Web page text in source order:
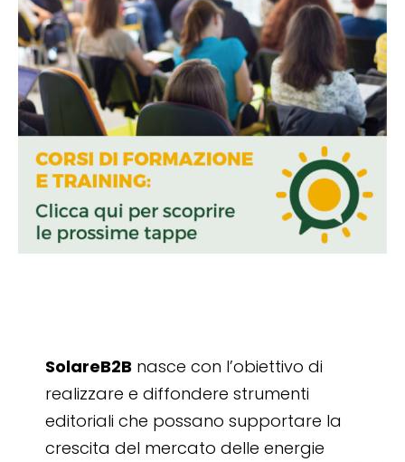
SolareB2B nasce con l’obiettivo di
realizzare e diffondere strumenti
editoriali che possano supportare la
crescita del mercato delle energie